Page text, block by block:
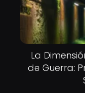
La
de Guerra: